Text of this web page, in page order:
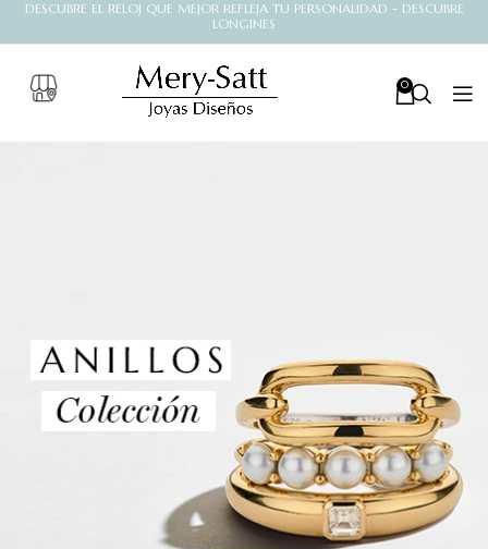
DESCUBRE EL RELOJ QUE MEJOR REFLEJA TU PERSONALIDAD - DESCUBRE
LONGINES
0